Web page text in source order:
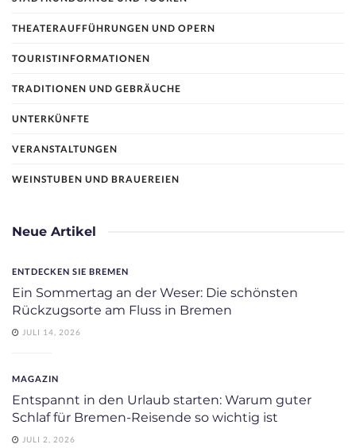
THEATERAUFFÜHRUNGEN UND OPERN
TOURISTINFORMATIONEN
TRADITIONEN UND GEBRÄUCHE
UNTERKÜNFTE
VERANSTALTUNGEN
WEINSTUBEN UND BRAUEREIEN
Neue Artikel
ENTDECKEN SIE BREMEN
Ein Sommertag an der Weser: Die schönsten
Rückzugsorte am Fluss in Bremen
JULI 14, 2026
MAGAZIN
Entspannt in den Urlaub starten: Warum guter
Schlaf für Bremen-Reisende so wichtig ist
JULI 2, 2026